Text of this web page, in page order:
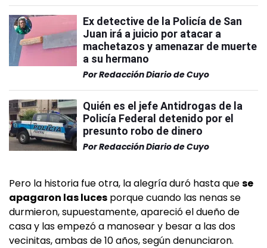
Ex detective de la Policía de San
Juan irá a juicio por atacar a
machetazos y amenazar de muerte
a su hermano
PorRedacción Diario de Cuyo
Quién es el jefe Antidrogas de la
Policía Federal detenido por el
presunto robo de dinero
PorRedacción Diario de Cuyo
Pero la historia fue otra, la alegría duró hasta quese
apagaron las luces porque cuando las nenas se
durmieron, supuestamente, apareció el dueño de
casa y las empezó a manosear y besar a las dos
vecinitas, ambas de 10 años, según denunciaron.